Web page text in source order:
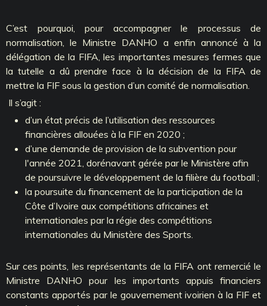
C’est pourquoi, pour accompagner le processus de
normalisation, le Ministre DANHO a enfin annoncé à la
délégation de la FIFA, les importantes mesures fermes que
la tutelle a dû prendre face à la décision de la FIFA de
mettre la FIF sous la gestion d’un comité de normalisation.
Il s’agit :
d’un état précis de l’utilisation des ressources
financières allouées à la FIF en 2020 ;
d’une demande de provision de la subvention pour
l'année 2021, dorénavant gérée par le Ministère afin
de poursuivre le développement de la filière du football ;
la poursuite du financement de la participation de la
Côte d’Ivoire aux compétitions africaines et
internationales par la régie des compétitions
internationales du Ministère des Sports.
Sur ces points, les représentants de la FIFA ont remercié le
Ministre DANHO pour les importants appuis financiers
constants apportés par le gouvernement ivoirien à la FIF et